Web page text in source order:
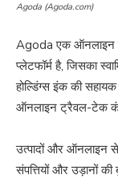
Agoda (Agoda.com)
Agoda एक ऑनलाइन
प्लेटफॉर्म है, जिसका
होल्डिंग्स इंक की
ऑनलाइन ट्रैवल-टेक
उत्पादों और ऑनलाइन
संपत्तियों और उड़ानों